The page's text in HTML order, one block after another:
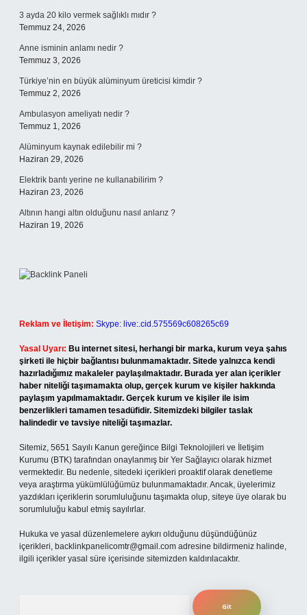
3 ayda 20 kilo vermek sağlıklı mıdır ?
Temmuz 24, 2026
Anne isminin anlamı nedir ?
Temmuz 3, 2026
Türkiye’nin en büyük alüminyum üreticisi kimdir ?
Temmuz 2, 2026
Ambulasyon ameliyatı nedir ?
Temmuz 1, 2026
Alüminyum kaynak edilebilir mi ?
Haziran 29, 2026
Elektrik bantı yerine ne kullanabilirim ?
Haziran 23, 2026
Altının hangi altın olduğunu nasıl anlarız ?
Haziran 19, 2026
Reklam ve İletişim: Skype: live:.cid.575569c608265c69
Yasal Uyarı: Bu internet sitesi, herhangi bir marka, kurum veya şahıs
şirketi ile hiçbir bağlantısı bulunmamaktadır. Sitede yalnızca kendi
hazırladığımız makaleler paylaşılmaktadır. Burada yer alan içerikler
haber niteliği taşımamakta olup, gerçek kurum ve kişiler hakkında
paylaşım yapılmamaktadır. Gerçek kurum ve kişiler ile isim
benzerlikleri tamamen tesadüfidir. Sitemizdeki bilgiler taslak
halindedir ve tavsiye niteliği taşımazlar.
Sitemiz, 5651 Sayılı Kanun gereğince Bilgi Teknolojileri ve İletişim
Kurumu (BTK) tarafından onaylanmış bir Yer Sağlayıcı olarak hizmet
vermektedir. Bu nedenle, sitedeki içerikleri proaktif olarak denetleme
veya araştırma yükümlülüğümüz bulunmamaktadır. Ancak, üyelerimiz
yazdıkları içeriklerin sorumluluğunu taşımakta olup, siteye üye olarak bu
sorumluluğu kabul etmiş sayılırlar.
Hukuka ve yasal düzenlemelere aykırı olduğunu düşündüğünüz
içerikleri, backlinkpanelicomtr@gmail.com adresine bildirmeniz halinde,
ilgili içerikler yasal süre içerisinde sitemizden kaldırılacaktır.